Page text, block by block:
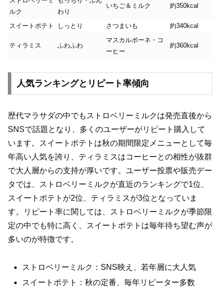
ルク
わり
いちご＆ミルク 約350kcal
スイートポテト しっとり さつまいも 約340kcal
ティラミス ふわふわ
マスカルポーネ・コ
ーヒー
約360kcal
人気ランキングとリピート率傾向
歴代マラサダの中でもストロベリーミルクは発売直後から
SNSで話題となり、多くのユーザーがリピート購入して
います。スイートポテトは秋の期間限定メニューとして毎
年高い人気を誇り、ティラミスはコーヒーとの相性が抜群
で大人層からの支持が厚いです。ユーザー投票や販売デー
タでは、ストロベリーミルクが直近のランキングで1位、
スイートポテトが2位、ティラミスが3位となっていま
す。リピート率に関しては、ストロベリーミルクが季節限
定の中でも特に高く、スイートポテトは毎年待ち望む声が
多いのが特徴です。
ストロベリーミルク：SNS映え、若年層に大人気
スイートポテト：秋の定番、毎年リピーター多数